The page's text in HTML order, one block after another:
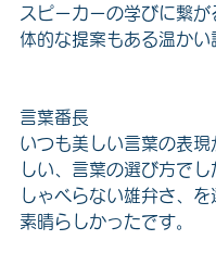
スピーカーの学びに繋が
体的な提案もある温かい
言葉番長
いつも美しい言葉の表
しい、言葉の選び方でし
しゃべらない雄弁さ、
素晴らしかったです。